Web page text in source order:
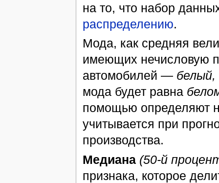
на то, что набор
распределению.
Мода, как средняя
имеющих нечисловую
автомобилей — белый,
мода будет равна
помощью определяют
учитывается при
производства.
Медиана (50-й
признака, которое